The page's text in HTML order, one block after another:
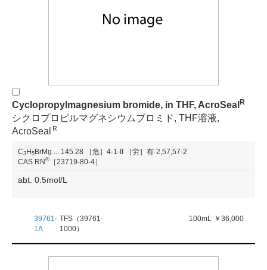
Cyclopropylmagnesium bromide, in THF, AcroSeal R
シクロプロピルマグネシウムブロミド, THF溶液,
AcroSeal Ｒ
C3H5BrMg ... 145.28 ［危］4-1-II
［労］有-2,57,57-2
CAS RN® ［23719-80-4］
abt. 0.5mol/L
39761-
1A
TFS（39761-
1000）
100mL ￥36,000